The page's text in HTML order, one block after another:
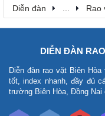
Diễn đàn Rao
DIỄN ĐÀN
Diễn đàn rao vặt Biên Hòa
tốt, index nhanh, đầy đủ
trường Biên Hòa, Đồng Nai